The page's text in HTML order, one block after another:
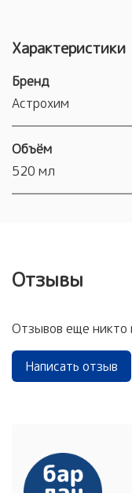
Характеристики
Бренд
Астрохим
Объём
520 мл
Отзывы
Отзывов еще никто
Написать отзыв